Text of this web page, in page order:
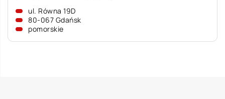
ul. Równa 19D
80-067 Gdańsk
pomorskie